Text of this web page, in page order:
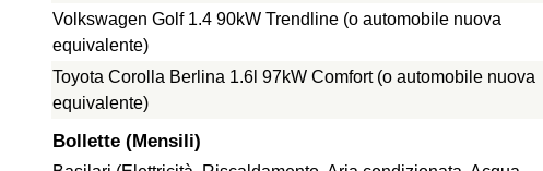
Volkswagen Golf 1.4 90kW Trendline (o automobile nuova
equivalente)
Toyota Corolla Berlina 1.6l 97kW Comfort (o automobile nuova
equivalente)
Bollette (Mensili)